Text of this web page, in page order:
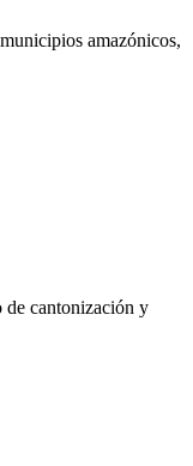
amazónicos,
cantonización y